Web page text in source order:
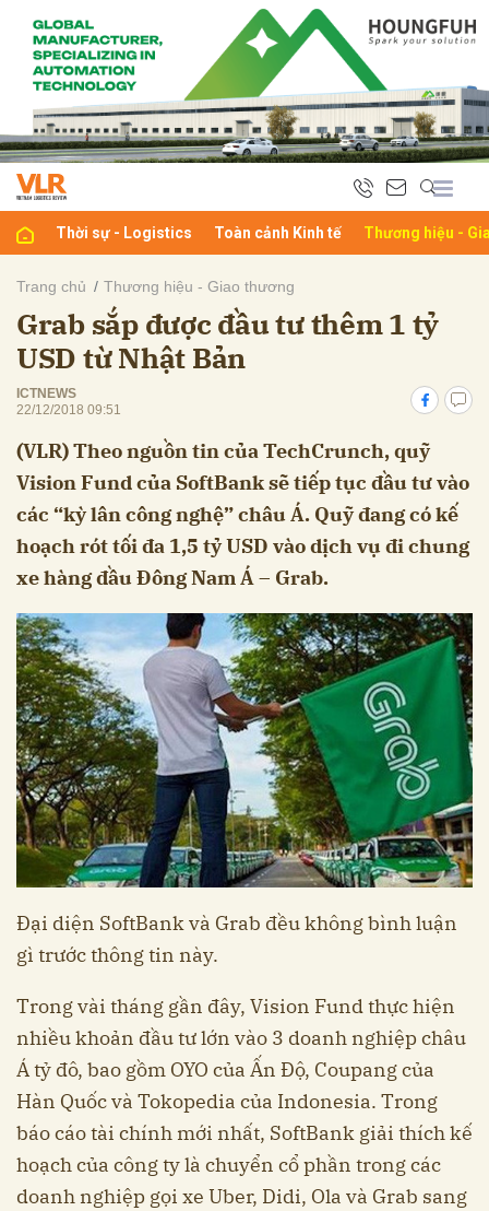
Thời sự - Logistics Toàn cảnh Kinh tế Thương hiệu -
Trang chủ Thương hiệu - Giao thương
Grab sắp được đầu tư thêm 1 tỷ
USD từ Nhật Bản
ICTNEWS
22/12/2018 09:51
(VLR) Theo nguồn tin của TechCrunch, quỹ
Vision Fund của SoftBank sẽ tiếp tục đầu tư vào
các “kỳ lân công nghệ” châu Á. Quỹ đang có kế
hoạch rót tối đa 1,5 tỷ USD vào dịch vụ đi chung
xe hàng đầu Đông Nam Á – Grab.
Đại diện SoftBank và Grab đều không bình luận
gì trước thông tin này.
Trong vài tháng gần đây, Vision Fund thực hiện
nhiều khoản đầu tư lớn vào 3 doanh nghiệp châu
Á tỷ đô, bao gồm OYO của Ấn Độ, Coupang của
Hàn Quốc và Tokopedia của Indonesia. Trong
báo cáo tài chính mới nhất, SoftBank giải thích kế
hoạch của công ty là chuyển cổ phần trong các
doanh nghiệp gọi xe Uber, Didi, Ola và Grab sang
luận
Hủy